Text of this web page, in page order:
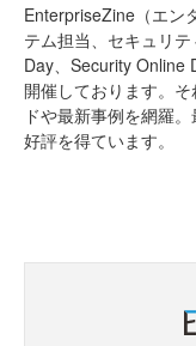
EnterpriseZine（エン
テム担当、セキュリ
Day、Security Online
開催しております。
ドや最新事例を網羅
好評を得ています。